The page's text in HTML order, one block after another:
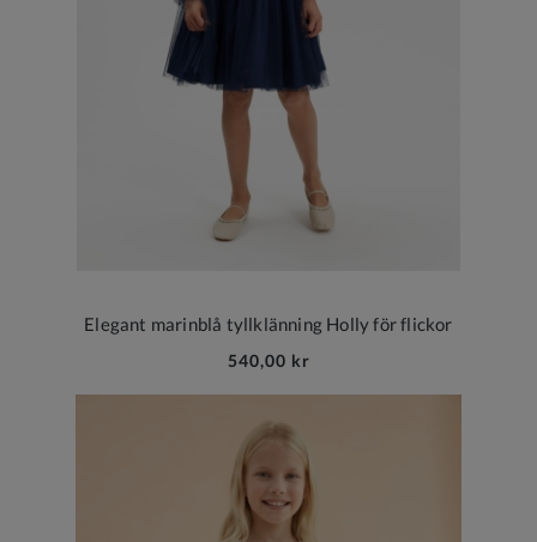
Elegant marinblå tyllklänning Holly för flickor
540,00 kr